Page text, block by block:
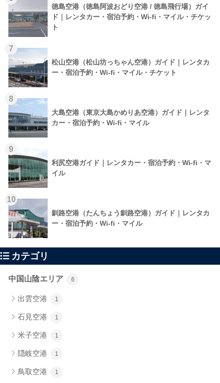
徳島空港（徳島阿波おどり空港 / 徳島飛行場）ガイ
ド｜レンタカー・宿泊予約・Wi-fi・マイル・チケッ
ト
7
松山空港（松山坊っちゃん空港）ガイド｜レンタカ
ー・宿泊予約・Wi-fi・マイル・チケット
8
大島空港（東京大島かめりあ空港）ガイド｜レンタ
カー・宿泊予約・Wi-fi・マイル
9
利尻空港ガイド｜レンタカー・宿泊予約・Wi-fi・マ
イル
10
釧路空港（たんちょう釧路空港）ガイド｜レンタカ
ー・宿泊予約・Wi-fi・マイル
カテゴリ
中国山陰エリア 6
出雲空港 1
石見空港 1
米子空港 1
隠岐空港 1
鳥取空港 1